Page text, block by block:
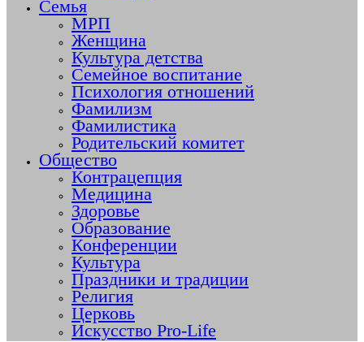
Семья
МРП
Женщина
Культура детства
Семейное воспитание
Психология отношений
Фамилизм
Фамилистика
Родительский комитет
Общество
Контрацепция
Медицина
Здоровье
Образование
Конференции
Культура
Праздники и традиции
Религия
Церковь
Искусство Pro-Life